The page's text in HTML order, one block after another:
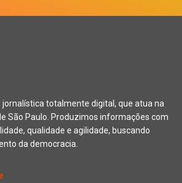
totalmente digital, que atua na
São Paulo. Produzimos informações com
qualidade e agilidade, buscando
da democracia.